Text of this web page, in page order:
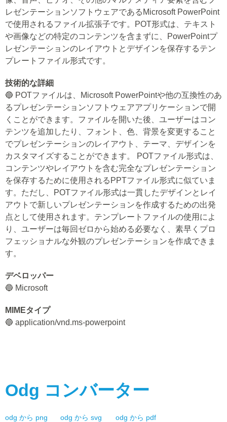
レゼンテーションソフトウェアであるMicrosoft PowerPoint
で使用されるファイル拡張子です。POT形式は、テキスト
や画像などの特定のコンテンツを含まずに、PowerPointプ
レゼンテーションのレイアウトとデザインを保存するテン
プレートファイル形式です。
技術的な詳細
🔵 POTファイルは、Microsoft PowerPointや他の互換性のあ
るプレゼンテーションソフトウェアアプリケーションで開
くことができます。ファイルを開いた後、ユーザーはコン
テンツを追加したり、フォント、色、背景を変更すること
でプレゼンテーションのレイアウト、テーマ、デザインを
カスタマイズすることができます。 POTファイル形式は、
コンテンツやレイアウトを含む完全なプレゼンテーション
を保存するために使用されるPPTファイル形式に似ていま
す。ただし、POTファイル形式は一貫したデザインとレイ
アウトで新しいプレゼンテーションを作成するための出発
点として使用されます。テンプレートファイルの使用によ
り、ユーザーは毎回ゼロから始める必要なく、素早くプロ
フェッショナルな外観のプレゼンテーションを作成できま
す。
デベロッパー
🔵 Microsoft
MIMEタイプ
🔵 application/vnd.ms-powerpoint
Odg コンバーター
odg から png odg から svg odg から pdf